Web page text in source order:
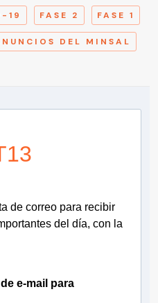
19 FASE 2 FASE 1
DEL MINSAL
de correo para recibir
del día, con la
e-mail para